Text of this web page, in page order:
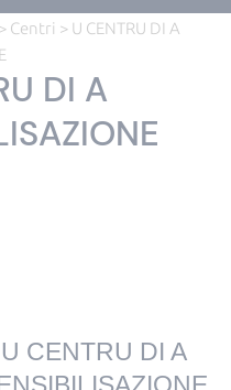
> Centri > U CENTRU DI A
DI A
U CENTRU DI A